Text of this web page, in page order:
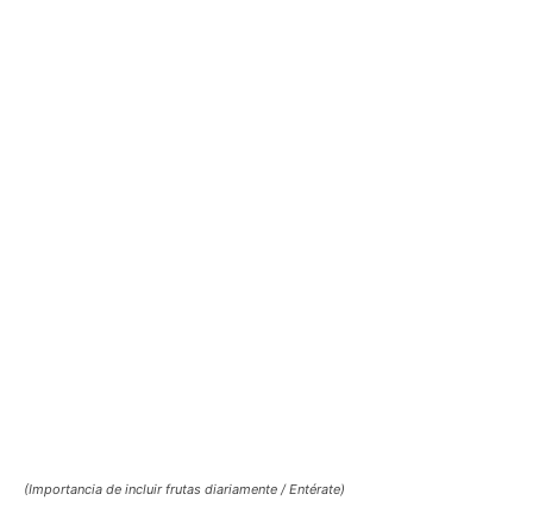
(Importancia de incluir frutas diariamente / Entérate)